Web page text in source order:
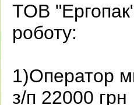
ТОВ
роботу:
1)Оператор
з/п 22000 грн